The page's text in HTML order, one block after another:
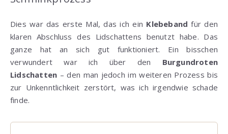
Dies war das erste Mal, das ich ein Klebeband für den
klaren Abschluss des Lidschattens benutzt habe. Das
ganze hat an sich gut funktioniert. Ein bisschen
verwundert war ich über den Burgundroten
Lidschatten – den man jedoch im weiteren Prozess bis
zur Unkenntlichkeit zerstört, was ich irgendwie schade
finde.